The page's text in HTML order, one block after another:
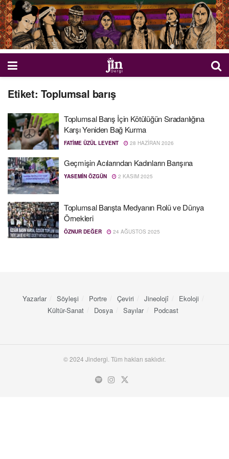
Etiket: Toplumsal barış
Toplumsal Barış İçin Kötülüğün Sıradanlığına
Karşı Yeniden Bağ Kurma
FATIME ÜZÜL LEVENT 28 HAZIRAN 2026
Geçmişin Acılarından Kadınların Barışına
YASEMIN ÖZGÜN 2 KASIM 2025
Toplumsal Barışta Medyanın Rolü ve Dünya
Örnekleri
ÖZNUR DEĞER 24 AĞUSTOS 2025
Yazarlar Söyleşi Portre Çeviri Jineolojî
Ekoloji
Kültür-Sanat
Dosya Sayılar Podcast
© 2024 Jindergi. Tüm hakları saklıdır.